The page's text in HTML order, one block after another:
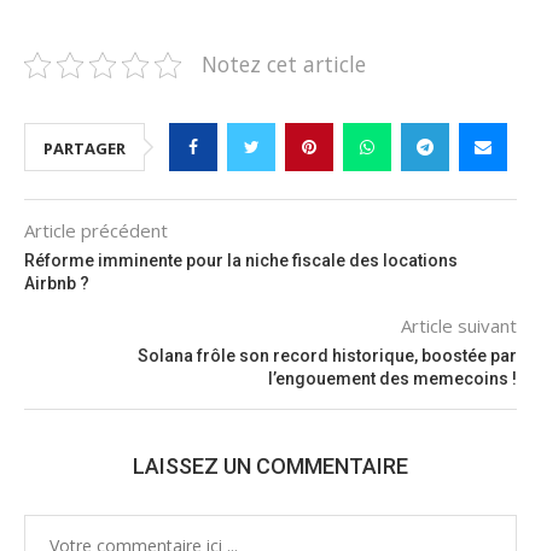
Notez cet article
PARTAGER
Article précédent
Réforme imminente pour la niche fiscale des locations
Airbnb ?
Article suivant
Solana frôle son record historique, boostée par
l’engouement des memecoins !
LAISSEZ UN COMMENTAIRE